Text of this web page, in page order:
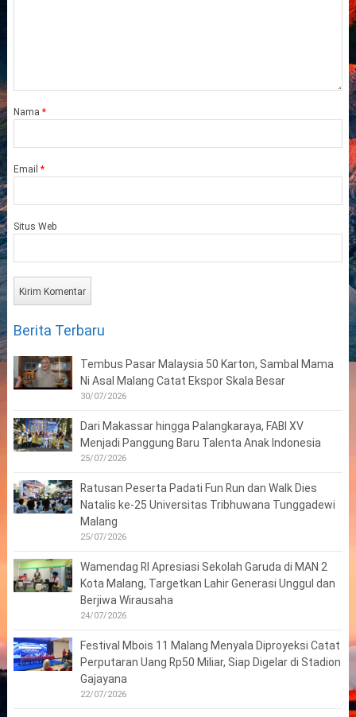
Nama *
Email *
Situs Web
Berita Terbaru
Tembus Pasar Malaysia 50 Karton, Sambal Mama
Ni Asal Malang Catat Ekspor Skala Besar
30/07/2026
Dari Makassar hingga Palangkaraya, FABI XV
Menjadi Panggung Baru Talenta Anak Indonesia
25/07/2026
Ratusan Peserta Padati Fun Run dan Walk Dies
Natalis ke-25 Universitas Tribhuwana Tunggadewi
Malang
25/07/2026
Wamendag RI Apresiasi Sekolah Garuda di MAN 2
Kota Malang, Targetkan Lahir Generasi Unggul dan
Berjiwa Wirausaha
24/07/2026
Festival Mbois 11 Malang Menyala Diproyeksi Catat
Perputaran Uang Rp50 Miliar, Siap Digelar di Stadion
Gajayana
22/07/2026